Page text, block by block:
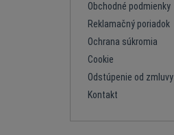
Obchodné podmienky
Reklamačný poriadok
Ochrana súkromia
Cookie
Odstúpenie od zmluvy
Kontakt